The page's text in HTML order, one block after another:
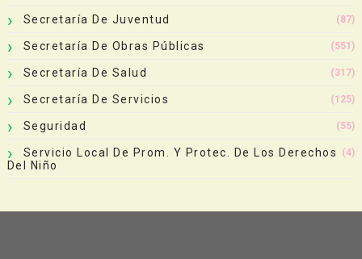
Secretaría De Juventud (87)
Secretaría De Obras Públicas (551)
Secretaría De Salud (317)
Secretaría De Servicios (125)
Seguridad (55)
Servicio Local De Prom. Y Protec. De Los Derechos
Del Niño
(4)